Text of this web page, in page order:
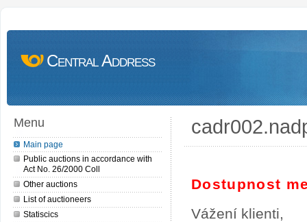
Central Address
Menu
Main page
Public auctions in accordance with
Act No. 26/2000 Coll
Other auctions
List of auctioneers
Statiscics
Dostupnost
Vážení klienti,